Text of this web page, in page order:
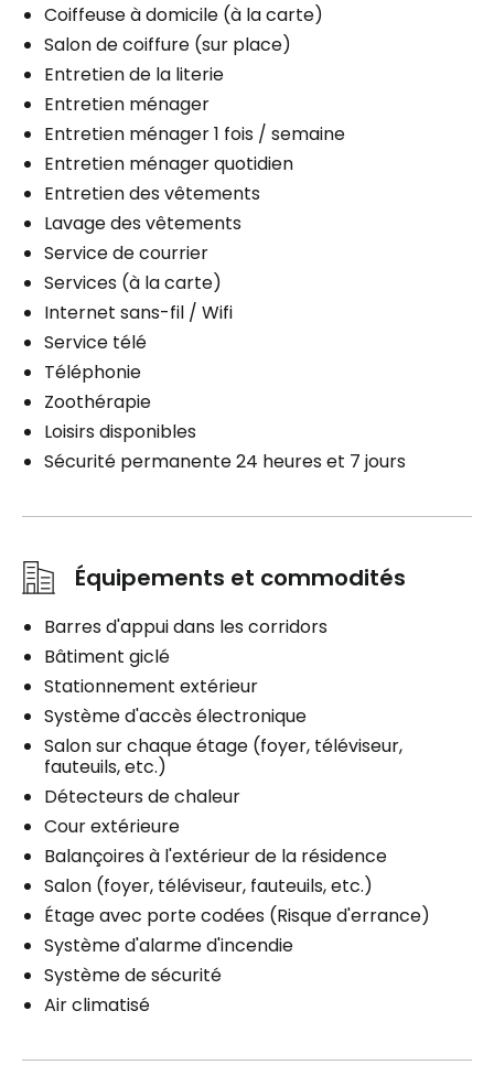
Coiffeuse à domicile (à la carte)
Salon de coiffure (sur place)
Entretien de la literie
Entretien ménager
Entretien ménager 1 fois / semaine
Entretien ménager quotidien
Entretien des vêtements
Lavage des vêtements
Service de courrier
Services (à la carte)
Internet sans-fil / Wifi
Service télé
Téléphonie
Zoothérapie
Loisirs disponibles
Sécurité permanente 24 heures et 7 jours
Équipements et commodités
Barres d'appui dans les corridors
Bâtiment giclé
Stationnement extérieur
Système d'accès électronique
Salon sur chaque étage (foyer, téléviseur,
fauteuils, etc.)
Détecteurs de chaleur
Cour extérieure
Balançoires à l'extérieur de la résidence
Salon (foyer, téléviseur, fauteuils, etc.)
Étage avec porte codées (Risque d'errance)
Système d'alarme d'incendie
Système de sécurité
Air climatisé